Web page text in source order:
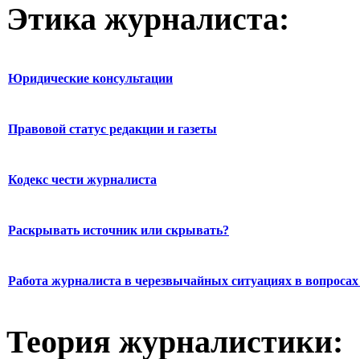
Этика журналиста:
Юридические консультации
Правовой статус редакции и газеты
Кодекс чести журналиста
Раскрывать источник или скрывать?
Работа журналиста в черезвычайных ситуациях в вопросах
Теория журналистики: